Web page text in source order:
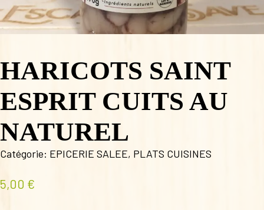
HARICOTS SAINT
ESPRIT CUITS AU
NATUREL
Catégorie: EPICERIE SALEE, PLATS CUISINES
5,00 €